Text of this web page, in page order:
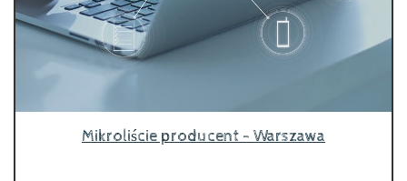
Mikroliście producent - Warszawa